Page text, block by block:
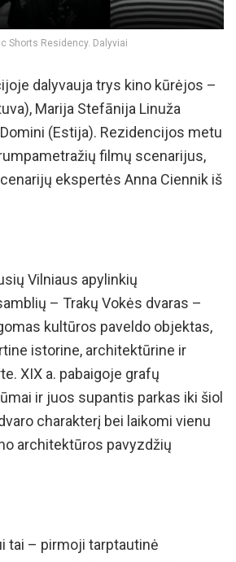
Shorts Residency. Dalyviai
dalyvauja trys kino kūrėjos –
Marija Stefānija Linuža
(Estija). Rezidencijos metu
filmų scenarijus,
ekspertės Anna Ciennik iš
Vilniaus apylinkių
– Trakų Vokės dvaras –
kultūros paveldo objektas,
istorine, architektūrine ir
XIX a. pabaigoje grafų
ir juos supantis parkas iki šiol
charakterį bei laikomi vienu
architektūros pavyzdžių
tai – pirmoji tarptautinė